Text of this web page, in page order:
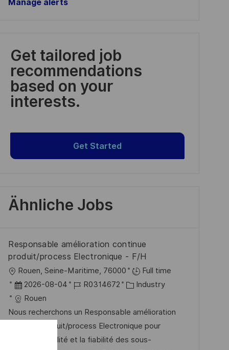
Manage alerts
Get tailored job
recommendations
based on your
interests.
Get Started
Ähnliche Jobs
Responsable amélioration continue
produit/process Electronique - F/H
O
r
t
Rouen, Seine-Maritime, 76000
Full time
D
a
t
2026-08-04
J
b
-
I
R0314672
K
t
e
g
Industry
Rouen
Nous recherchons un Responsable amélioration
continue produit/process Electronique pour
garantir la qualité et la fiabilité des sous-